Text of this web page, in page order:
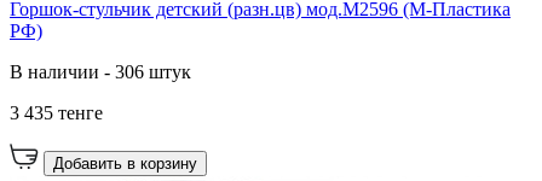
Горшок-стульчик детский (разн.цв) мод.М2596 (М-Пластика
РФ)
В наличии - 306 штук
3 435 тенге
Добавить в корзину